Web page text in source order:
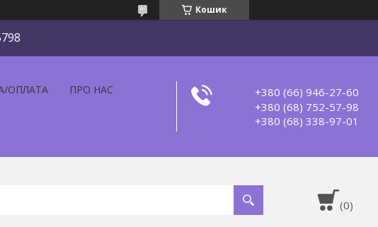
Кошик
ОПЛАТА ПРО НАС
+380 (66) 946-27-60
+380 (68) 752-57-98
+380 (68) 338-97-01